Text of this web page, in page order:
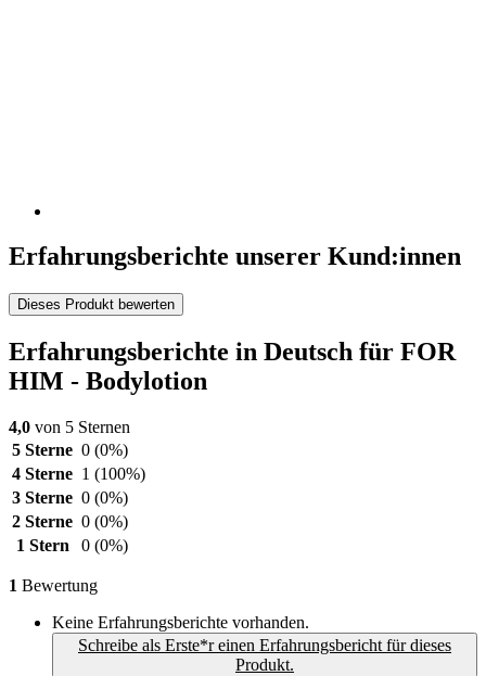
Erfahrungsberichte unserer Kund:innen
Dieses Produkt bewerten
Erfahrungsberichte in Deutsch für FOR
HIM - Bodylotion
4,0 von 5 Sternen
5 Sterne 0 (0%)
4 Sterne 1 (100%)
3 Sterne 0 (0%)
2 Sterne 0 (0%)
1 Stern
0 (0%)
1 Bewertung
Keine Erfahrungsberichte vorhanden.
Schreibe als Erste*r einen Erfahrungsbericht für dieses
Produkt.